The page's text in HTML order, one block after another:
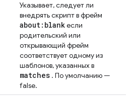
Указывает, следует ли
внедрять скрипт в фрейм
about:blankесли
родительский или
открывающий фрейм
соответствует одному из
шаблонов, указанных в
matches . По умолчанию —
false.